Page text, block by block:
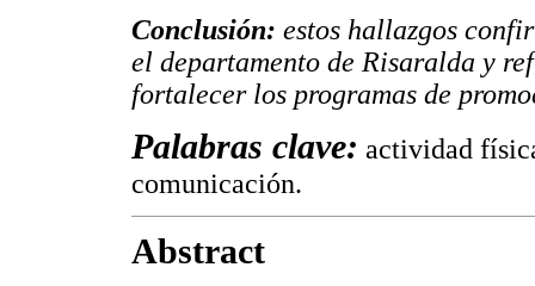
Conclusión: estos hallazgos
el departamento de Risaralda y
fortalecer los programas de
Palabras clave: actividad
comunicación.
Abstract